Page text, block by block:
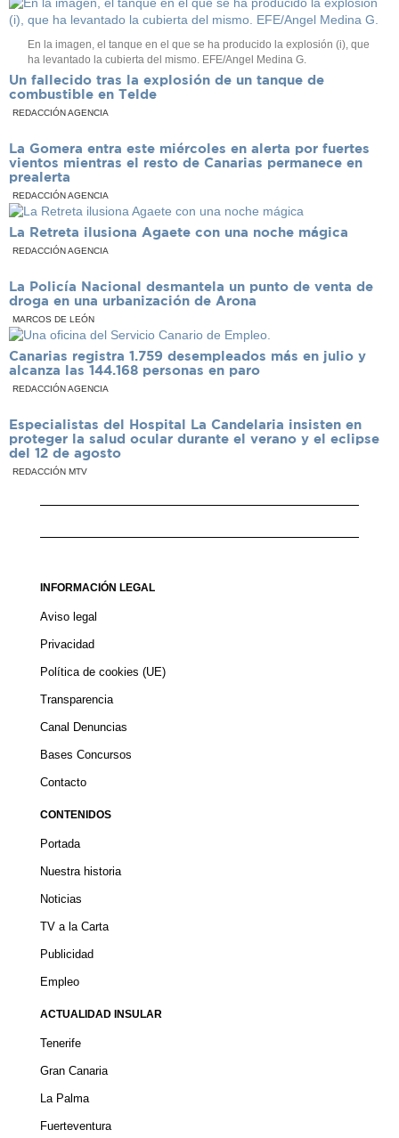
En la imagen, el tanque en el que se ha producido la explosión (i), que
ha levantado la cubierta del mismo. EFE/Angel Medina G.
Un fallecido tras la explosión de un tanque de
combustible en Telde
REDACCIÓN AGENCIA
La Gomera entra este miércoles en alerta por fuertes
vientos mientras el resto de Canarias permanece en
prealerta
REDACCIÓN AGENCIA
La Retreta ilusiona Agaete con una noche mágica
REDACCIÓN AGENCIA
La Policía Nacional desmantela un punto de venta de
droga en una urbanización de Arona
MARCOS DE LEÓN
Canarias registra 1.759 desempleados más en julio y
alcanza las 144.168 personas en paro
REDACCIÓN AGENCIA
Especialistas del Hospital La Candelaria insisten en
proteger la salud ocular durante el verano y el eclipse
del 12 de agosto
REDACCIÓN MTV
INFORMACIÓN LEGAL
Aviso legal
Privacidad
Política de cookies (UE)
Transparencia
Canal Denuncias
Bases Concursos
Contacto
CONTENIDOS
Portada
Nuestra historia
Noticias
TV a la Carta
Publicidad
Empleo
ACTUALIDAD INSULAR
Tenerife
Gran Canaria
La Palma
Fuerteventura